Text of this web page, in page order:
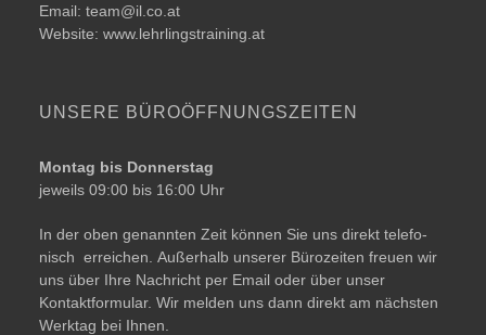
Email: team@​il.​co.​at
Website: www.lehrlingstraining.at
UNSERE BÜRO­ÖFFNUNGSZEITEN
Montag bis Donnerstag
jeweils 09:00 bis 16:00 Uhr
In der oben genann­ten Zeit kön­nen Sie uns direkt tele­fo­
nisch errei­chen. Außerhalb unse­rer Bürozeiten freu­en wir
uns über Ihre Nachricht per Email oder über unser
Kontaktformular. Wir mel­den uns dann direkt am nächs­ten
Werktag bei Ihnen.